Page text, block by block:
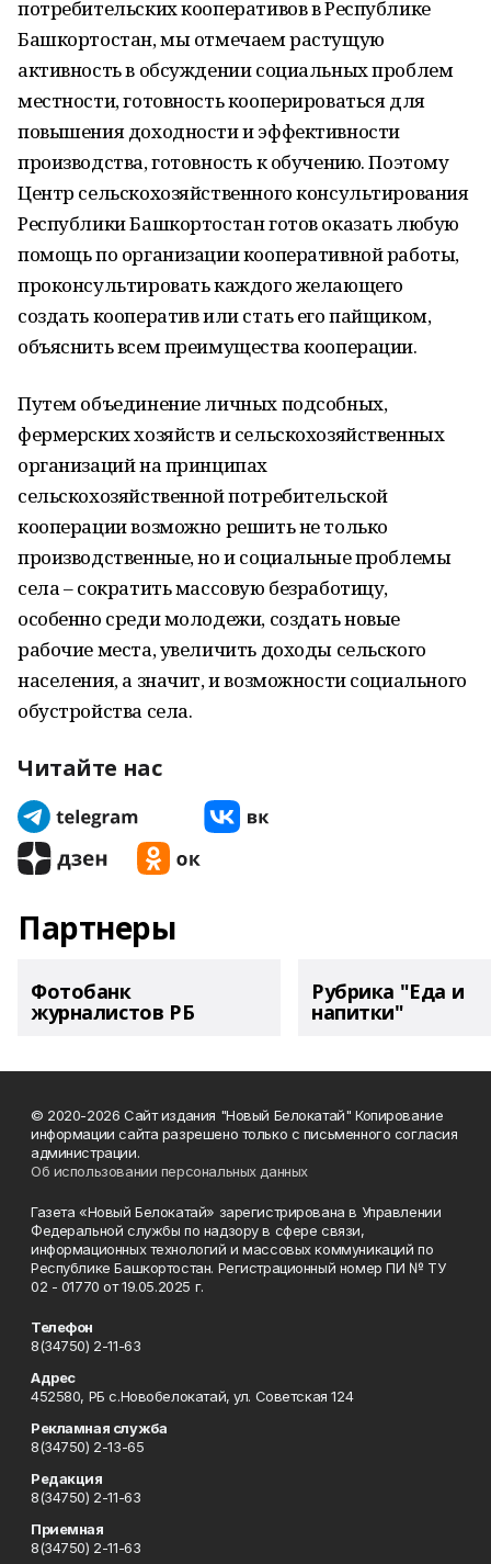
потребительских кооперативов в Республике
Башкортостан, мы отмечаем растущую
активность в обсуждении социальных проблем
местности, готовность кооперироваться для
повышения доходности и эффективности
производства, готовность к обучению. Поэтому
Центр сельскохозяйственного консультирования
Республики Башкортостан готов оказать любую
помощь по организации кооперативной работы,
проконсультировать каждого желающего
создать кооператив или стать его пайщиком,
объяснить всем преимущества кооперации.
Путем объединение личных подсобных,
фермерских хозяйств и сельскохозяйственных
организаций на принципах
сельскохозяйственной потребительской
кооперации возможно решить не только
производственные, но и социальные проблемы
села – сократить массовую безработицу,
особенно среди молодежи, создать новые
рабочие места, увеличить доходы сельского
населения, а значит, и возможности социального
обустройства села.
Читайте нас
Партнеры
Фотобанк
журналистов РБ
Рубрика "Еда и
напитки"
© 2020-2026 Сайт издания "Новый Белокатай" Копирование
информации сайта разрешено только с письменного согласия
администрации.
Об использовании персональных данных
Газета «Новый Белокатай» зарегистрирована в Управлении
Федеральной службы по надзору в сфере связи,
информационных технологий и массовых коммуникаций по
Республике Башкортостан. Регистрационный номер ПИ № ТУ
02 - 01770 от 19.05.2025 г.
Телефон
8(34750) 2-11-63
Адрес
452580, РБ с.Новобелокатай, ул. Советская 124
Рекламная служба
8(34750) 2-13-65
Редакция
8(34750) 2-11-63
Приемная
8(34750) 2-11-63